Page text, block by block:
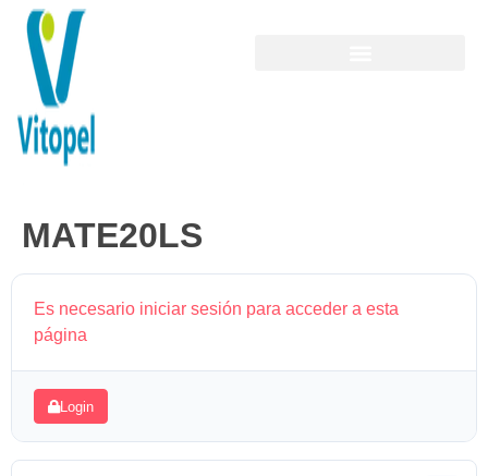
MATE20LS
Es necesario iniciar sesión para acceder a esta
página
Login